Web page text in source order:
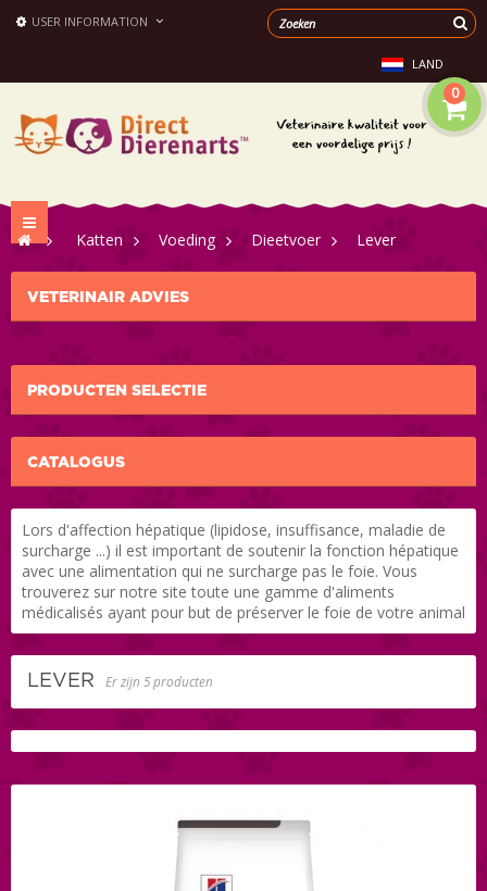
USER INFORMATION
LAND
0
Toggle
navigation
> Katten > Voeding > Dieetvoer > Lever
VETERINAIR ADVIES
PRODUCTEN SELECTIE
CATALOGUS
Lors d'affection hépatique (lipidose, insuffisance, maladie de
surcharge ...) il est important de soutenir la fonction hépatique
avec une alimentation qui ne surcharge pas le foie. Vous
trouverez sur notre site toute une gamme d'aliments
médicalisés ayant pour but de préserver le foie de votre animal
LEVER Er zijn 5 producten